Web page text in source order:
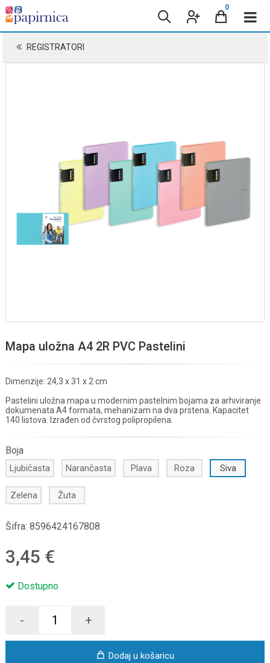
0
REGISTRATORI
Mapa uložna A4 2R PVC Pastelini
Dimenzije: 24,3 x 31 x 2 cm
Pastelini uložna mapa u modernim pastelnim bojama za arhiviranje
dokumenata A4 formata, mehanizam na dva prstena. Kapacitet
140 listova. Izrađen od čvrstog polipropilena.
Boja
Ljubičasta Narančasta Plava Roza Siva
Zelena Žuta
Šifra: 8596424167808
3,45 €
Dostupno
- +
Dodaj u košaricu